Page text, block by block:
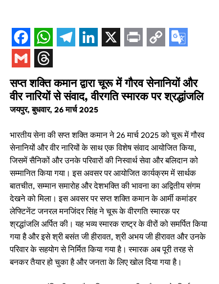
सप्त शक्ति कमान द्वारा चूरू में गौरव सेनानियों और
वीर नारियों से संवाद, वीरगति स्मारक पर श्रद्धांजलि
जयपुर, बुधवार, 26 मार्च 2025
भारतीय सेना की सप्त शक्ति कमान ने 26 मार्च 2025 को चूरू में गौरव
सेनानियों और वीर नारियों के साथ एक विशेष संवाद आयोजित किया,
जिसमें सैनिकों और उनके परिवारों की निस्वार्थ सेवा और बलिदान को
सम्मानित किया गया। इस अवसर पर आयोजित कार्यक्रम में सार्थक
बातचीत, सम्मान समारोह और देशभक्ति की भावना का अद्वितीय संगम
देखने को मिला। इस अवसर पर सप्त शक्ति कमान के आर्मी कमांडर
लेफ्टिनेंट जनरल मनजिंदर सिंह ने चूरू के वीरगति स्मारक पर
श्रद्धांजलि अर्पित की। यह भव्य स्मारक राष्ट्र के वीरों को समर्पित किया
गया है और इसे श्री बसंत जी हीरावत, श्री अभय जी हीरावत और उनके
परिवार के सहयोग से निर्मित किया गया है। स्मारक अब पूरी तरह से
बनकर तैयार हो चुका है और जनता के लिए खोल दिया गया है।